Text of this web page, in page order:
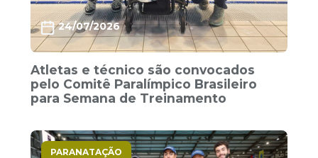
24/07/2026
Atletas e técnico são convocados
pelo Comitê Paralímpico Brasileiro
para Semana de Treinamento
PARANATAÇÃO